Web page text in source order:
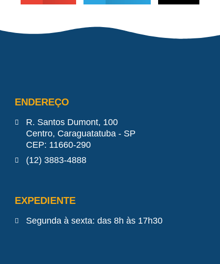
ENDEREÇO
R. Santos Dumont, 100
Centro, Caraguatatuba - SP
CEP: 11660-290
(12) 3883-4888
EXPEDIENTE
Segunda à sexta: das 8h às 17h30